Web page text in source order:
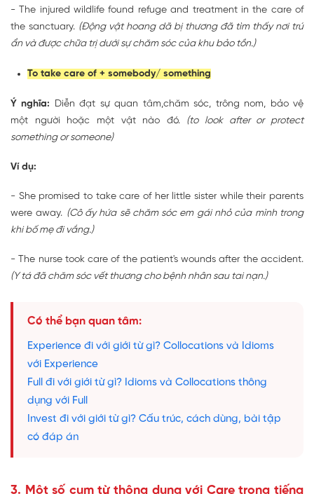
- The injured wildlife found refuge and treatment in the care of
the sanctuary. (Động vật hoang dã bị thương đã tìm thấy nơi trú
ẩn và được chữa trị dưới sự chăm sóc của khu bảo tồn.)
To take care of + somebody/ something
Ý nghĩa: Diễn đạt sự quan tâm,chăm sóc, trông nom, bảo vệ
một người hoặc một vật nào đó. (to look after or protect
something or someone)
Ví dụ:
- She promised to take care of her little sister while their parents
were away. (Cô ấy hứa sẽ chăm sóc em gái nhỏ của mình trong
khi bố mẹ đi vắng.)
- The nurse took care of the patient's wounds after the accident.
(Y tá đã chăm sóc vết thương cho bệnh nhân sau tai nạn.)
Có thể bạn quan tâm:
Experience đi với giới từ gì? Collocations và Idioms
với Experience
Full đi với giới từ gì? Idioms và Collocations thông
dụng với Full
Invest đi với giới từ gì? Cấu trúc, cách dùng, bài tập
có đáp án
3. Một số cụm từ thông dụng với Care trong tiếng